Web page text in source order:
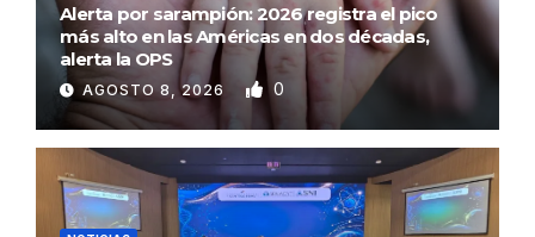
Alerta por sarampión: 2026 registra el pico
más alto en las Américas en dos décadas,
alerta la OPS
AGOSTO 8, 2026 0